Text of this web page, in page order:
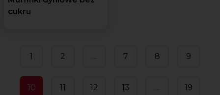
cukru
1 2 ... 7 8 9
10 11 12 13 ... 19